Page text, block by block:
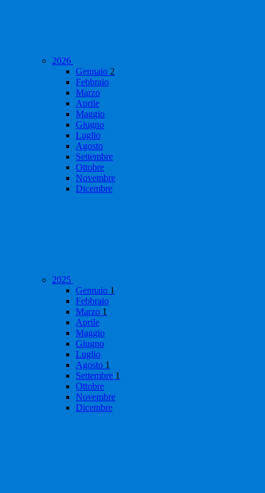
2026
Gennaio 2
Febbraio
Marzo
Aprile
Maggio
Giugno
Luglio
Agosto
Settembre
Ottobre
Novembre
Dicembre
2025
Gennaio 1
Febbraio
Marzo 1
Aprile
Maggio
Giugno
Luglio
Agosto 1
Settembre 1
Ottobre
Novembre
Dicembre